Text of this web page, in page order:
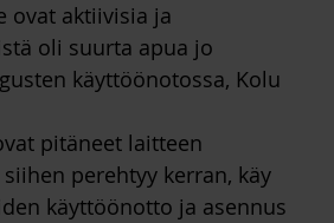
ovat aktiivisia ja
oli suurta apua jo
käyttöönotossa, Kolu
pitäneet laitteen
perehtyy kerran, käy
käyttöönotto ja asennus